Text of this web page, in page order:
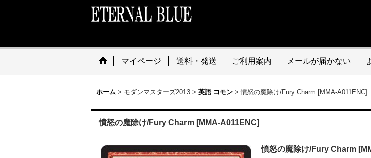
マイページ 送料・発送 ご利用案内 メールが届かない
ホーム > モダンマスターズ2013 > 英語 コモン > 憤怒の魔除け/Fury Charm [MMA-A011ENC]
憤怒の魔除け/Fury Charm [MMA-A011ENC]
憤怒の魔除け/Fury Charm